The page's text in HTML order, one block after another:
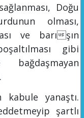
Doğu
olması,
ve barışın
gibi
bağdaşmayan
yanaştı.
şartlı